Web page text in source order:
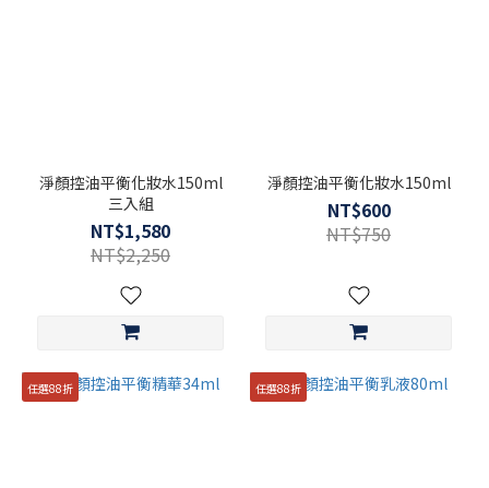
淨顏控油平衡化妝水150ml
三入組
NT$1,580
NT$2,250
淨顏控油平衡化妝水150ml
NT$600
NT$750
任選88折 任選88折